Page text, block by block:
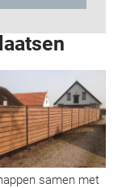
samen met